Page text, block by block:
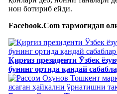
нон ботириб ейди.
Facebook.Com тармоғидан
Қирғиз президенти Ўзбек
бунинг ортида қандай